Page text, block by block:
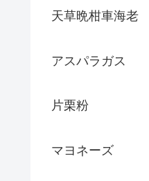
天草晩柑車海
アスパラガ
片栗粉
マヨネー